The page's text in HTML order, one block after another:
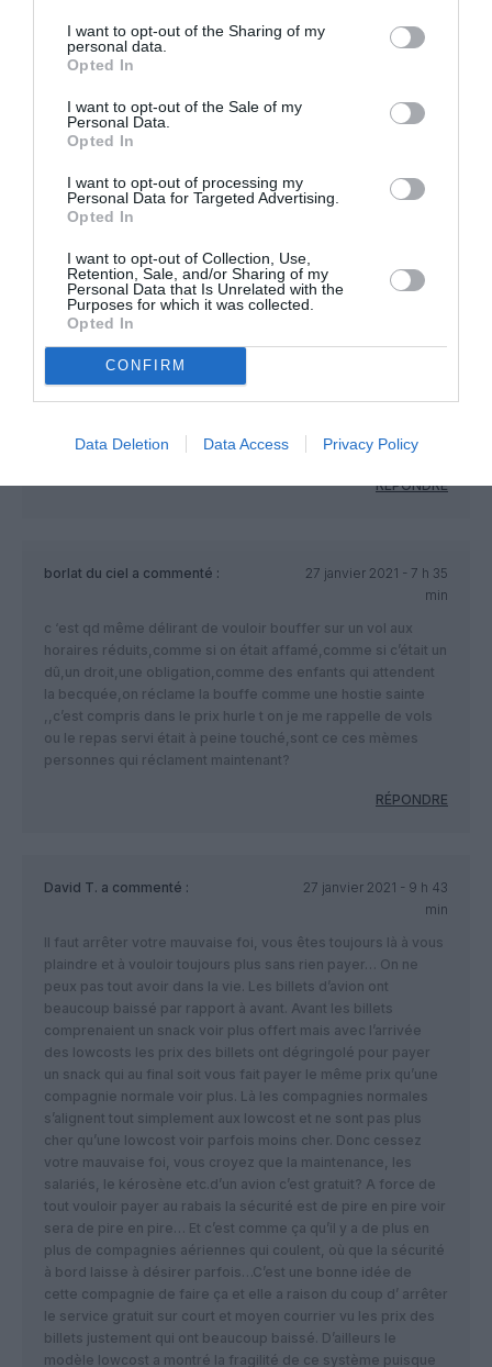
I want to opt-out of the Sharing of my
personal data.
Opted In
I want to opt-out of the Sale of my
Personal Data.
Opted In
I want to opt-out of processing my
Personal Data for Targeted Advertising.
Opted In
I want to opt-out of Collection, Use,
Retention, Sale, and/or Sharing of my
Personal Data that Is Unrelated with the
Purposes for which it was collected.
Opted In
CONFIRM
Data Deletion Data Access Privacy Policy
Mauricea commenté :
Faudra que les stocks soient mieux gérés qu’avec swiss
depuis GVA. Il n’est pas rare qu’il n’y aille plus de nourriture au
RÉPONDRE
flydreamera commenté :
sur du moyen courrier, est un doux euphémisme.
RÉPONDRE
borlat du ciel a commenté :
27 janvier 2021 - 7 h 35
min
c ‘est qd même délirant de vouloir bouffer sur un vol aux
horaires réduits,comme si on était affamé,comme si c’était un
dû,un droit,une obligation,comme des enfants qui attendent
la becquée,on réclame la bouffe comme une hostie sainte
,,c’est compris dans le prix hurle t on je me rappelle de vols
ou le repas servi était à peine touché,sont ce ces mèmes
personnes qui réclament maintenant?
RÉPONDRE
David T. a commenté :
27 janvier 2021 - 9 h 43
min
Il faut arrêter votre mauvaise foi, vous êtes toujours là à vous
plaindre et à vouloir toujours plus sans rien payer… On ne
peux pas tout avoir dans la vie. Les billets d’avion ont
beaucoup baissé par rapport à avant. Avant les billets
comprenaient un snack voir plus offert mais avec l’arrivée
des lowcosts les prix des billets ont dégringolé pour payer
un snack qui au final soit vous fait payer le même prix qu’une
compagnie normale voir plus. Là les compagnies normales
s’alignent tout simplement aux lowcost et ne sont pas plus
cher qu’une lowcost voir parfois moins cher. Donc cessez
votre mauvaise foi, vous croyez que la maintenance, les
salariés, le kérosène etc.d’un avion c’est gratuit? A force de
tout vouloir payer au rabais la sécurité est de pire en pire voir
sera de pire en pire… Et c’est comme ça qu’il y a de plus en
plus de compagnies aériennes qui coulent, où que la sécurité
à bord laisse à désirer parfois…C’est une bonne idée de
cette compagnie de faire ça et elle a raison du coup d’ arrêter
le service gratuit sur court et moyen courrier vu les prix des
billets justement qui ont beaucoup baissé. D’ailleurs le
modèle lowcost a montré la fragilité de ce système puisque